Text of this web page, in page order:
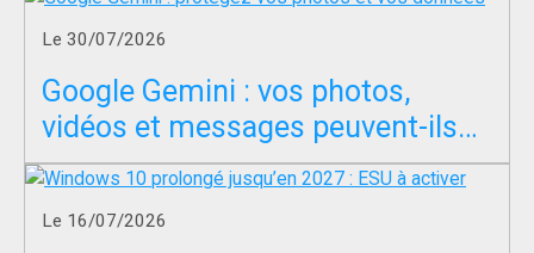
Le 30/07/2026
Google Gemini : vos photos,
vidéos et messages peuvent-ils
servir à entraîner l’IA ?
Le 16/07/2026